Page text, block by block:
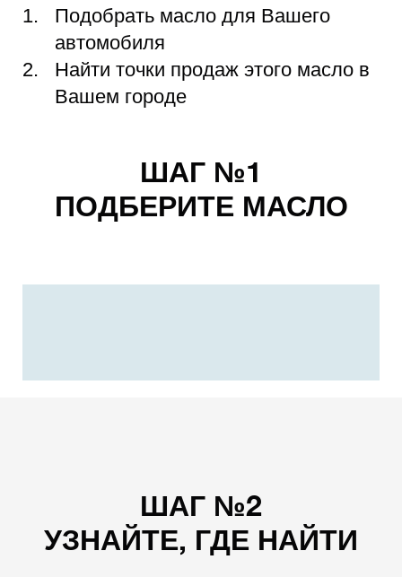
Подобрать масло для Вашего
автомобиля
Найти точки продаж этого масло в
Вашем городе
ШАГ №1
ПОДБЕРИТЕ МАСЛО
ШАГ №2
УЗНАЙТЕ, ГДЕ НАЙТИ